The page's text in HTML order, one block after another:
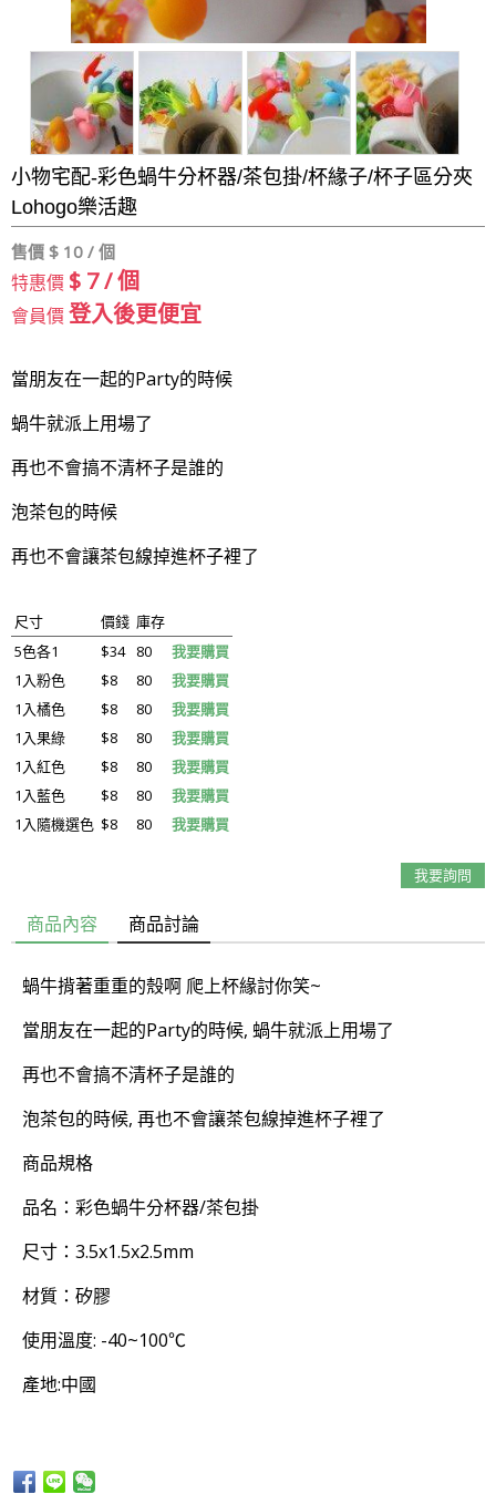
小物宅配-彩色蝸牛分杯器/茶包掛/杯緣子/杯子區分夾
Lohogo樂活趣
售價 $ 10 / 個
特惠價 $ 7 / 個
會員價登入後更便宜
當朋友在一起的Party的時候
蝸牛就派上用場了
再也不會搞不清杯子是誰的
泡茶包的時候
再也不會讓茶包線掉進杯子裡了
尺寸 價錢 庫存
5色各1
$34 80
我要購買
1入粉色
$8 80
我要購買
1入橘色
$8 80
我要購買
1入果綠
$8 80
我要購買
1入紅色
$8 80
我要購買
1入藍色
$8 80
我要購買
1入隨機選色 $8 80 我要購買
我要詢問
商品內容 商品討論
蝸牛揹著重重的殼啊 爬上杯緣討你笑~
當朋友在一起的Party的時候, 蝸牛就派上用場了
再也不會搞不清杯子是誰的
泡茶包的時候, 再也不會讓茶包線掉進杯子裡了
商品規格
品名：彩色蝸牛分杯器/茶包掛
尺寸：3.5x1.5x2.5mm
材質：矽膠
使用溫度: -40~100℃
產地:中國